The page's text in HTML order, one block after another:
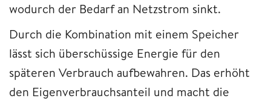
wodurch der Bedarf an Netzstrom sinkt.
Durch die Kombination mit einem Speicher
lässt sich überschüssige Energie für den
späteren Verbrauch aufbewahren. Das erhöht
den Eigenverbrauchsanteil und macht die